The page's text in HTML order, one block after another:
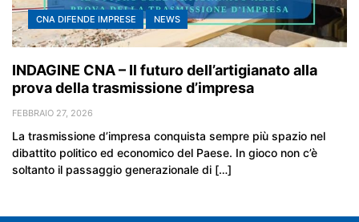
CNA DIFENDE IMPRESE NEWS
INDAGINE CNA – Il futuro dell’artigianato alla
prova della trasmissione d’impresa
FEBBRAIO 27, 2026
La trasmissione d’impresa conquista sempre più spazio nel
dibattito politico ed economico del Paese. In gioco non c’è
soltanto il passaggio generazionale di […]